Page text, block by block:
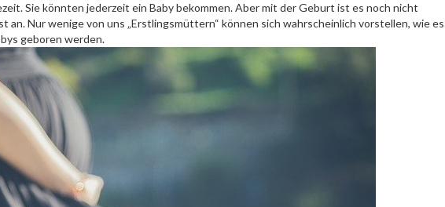
Sie könnten jederzeit ein Baby bekommen. Aber mit der Geburt ist es noch nicht
an. Nur wenige von uns „Erstlingsmüttern“ können sich wahrscheinlich vorstellen, wie es
geboren werden.